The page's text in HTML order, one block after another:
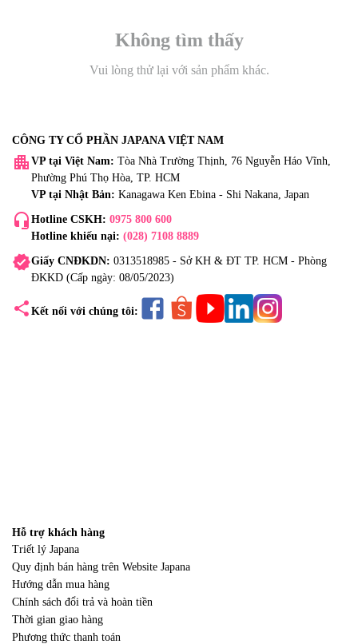
Không tìm thấy
Vui lòng thử lại với sản phẩm khác.
CÔNG TY CỔ PHẦN JAPANA VIỆT NAM
apartment VP tại Việt Nam: Tòa Nhà Trường Thịnh, 76 Nguyễn Háo Vĩnh,
Phường Phú Thọ Hòa, TP. HCM
VP tại Nhật Bản: Kanagawa Ken Ebina - Shi Nakana, Japan
headset_mic Hotline CSKH: 0975 800 600
Hotline khiếu nại: (028) 7108 8889
verifiedGiấy CNĐKDN: 0313518985 - Sở KH & ĐT TP. HCM - Phòng
ĐKKD (Cấp ngày: 08/05/2023)
share Kết nối với chúng tôi:
Hỗ trợ khách hàng
Triết lý Japana
Quy định bán hàng trên Website Japana
Hướng dẫn mua hàng
Chính sách đổi trả và hoàn tiền
Thời gian giao hàng
Phương thức thanh toán